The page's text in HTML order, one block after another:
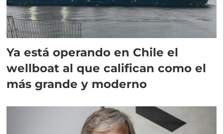
Ya está operando en Chile el
wellboat al que califican como el
más grande y moderno